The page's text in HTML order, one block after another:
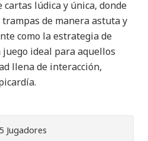
lúdica y única, donde
de manera astuta y
como la estrategia de
ideal para aquellos
llena de interacción,
Jugadores